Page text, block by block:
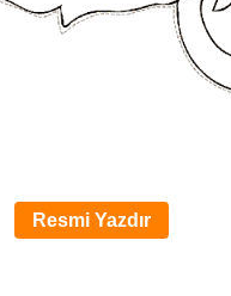
Resmi Yazdır